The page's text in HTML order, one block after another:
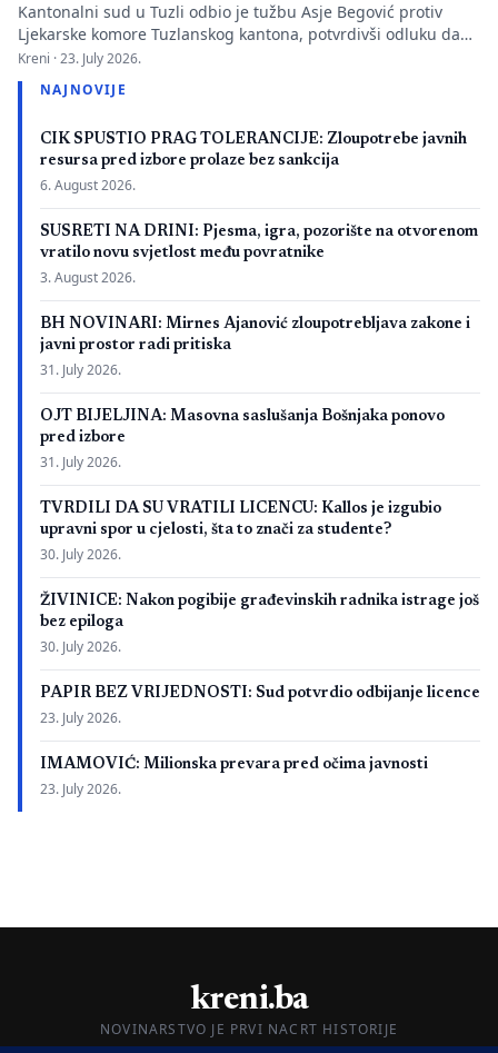
Kantonalni sud u Tuzli odbio je tužbu Asje Begović protiv
Ljekarske komore Tuzlanskog kantona, potvrdivši odluku da
joj se ne izda, odnosno ne obnovi licenca za samostalan rad
zbog neispunjavanja propisanih uslova. Presuda bi mogla
imati značaj i za druge postupke koje bivši studenti spornih
Hercegovini. […]
Kreni ·23. July 2026.
NAJNOVIJE
CIK SPUSTIO PRAG TOLERANCIJE: Zloupotrebe javnih
resursa pred izbore prolaze bez sankcija
6. August 2026.
SUSRETI NA DRINI: Pjesma, igra, pozorište na otvorenom
vratilo novu svjetlost među povratnike
3. August 2026.
BH NOVINARI: Mirnes Ajanović zloupotrebljava zakone i
javni prostor radi pritiska
31. July 2026.
OJT BIJELJINA: Masovna saslušanja Bošnjaka ponovo
pred izbore
31. July 2026.
TVRDILI DA SU VRATILI LICENCU: Kallos je izgubio
upravni spor u cjelosti, šta to znači za studente?
30. July 2026.
ŽIVINICE: Nakon pogibije građevinskih radnika istrage još
bez epiloga
30. July 2026.
PAPIR BEZ VRIJEDNOSTI: Sud potvrdio odbijanje licence
23. July 2026.
IMAMOVIĆ: Milionska prevara pred očima javnosti
23. July 2026.
kreni.ba
NOVINARSTVO JE PRVI NACRT HISTORIJE